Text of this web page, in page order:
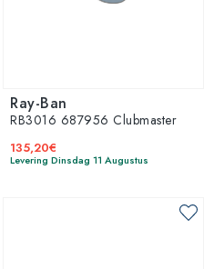
Ray-Ban
RB3016 687956 Clubmaster
135,20€
Levering Dinsdag 11 Augustus